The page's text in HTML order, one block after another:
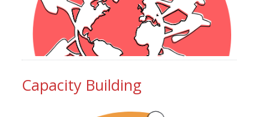
Capacity Building